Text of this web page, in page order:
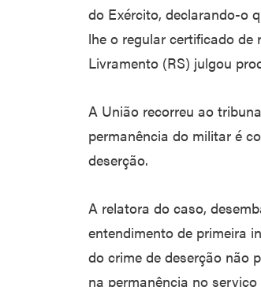
do Exército, declarando-o
lhe o regular certificado de
Livramento (RS) julgou
A União recorreu ao
permanência do militar é
deserção.
A relatora do caso,
entendimento de primeira
do crime de deserção não
na permanência no